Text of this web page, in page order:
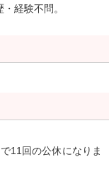
経験不問。
11回の公休になりま